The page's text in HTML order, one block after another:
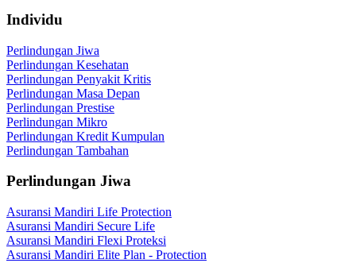
Individu
Perlindungan Jiwa
Perlindungan Kesehatan
Perlindungan Penyakit Kritis
Perlindungan Masa Depan
Perlindungan Prestise
Perlindungan Mikro
Perlindungan Kredit Kumpulan
Perlindungan Tambahan
Perlindungan Jiwa
Asuransi Mandiri Life Protection
Asuransi Mandiri Secure Life
Asuransi Mandiri Flexi Proteksi
Asuransi Mandiri Elite Plan - Protection